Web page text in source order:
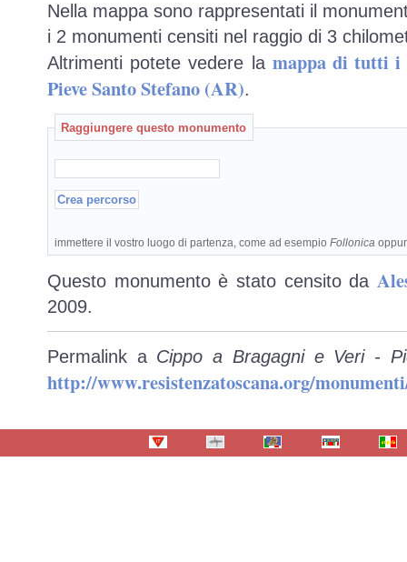
Nella mappa sono rappresentati il
i 2 monumenti censiti nel raggio di 3
Altrimenti potete vedere la mappa di tutti i
Pieve Santo Stefano (AR).
Raggiungere questo monumento
immettere il vostro luogo di partenza, come ad esempio Follonica
Questo monumento è stato censito da
2009.
Permalink a Cippo a Bragagni e Veri -
http://www.resistenzatoscana.org/